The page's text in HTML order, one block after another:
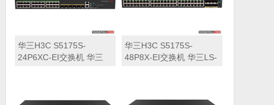
华三H3C S5175S-
24P6XC-EI交换机 华三
华三H3C S5175S-
48P8X-EI交换机 华三LS-